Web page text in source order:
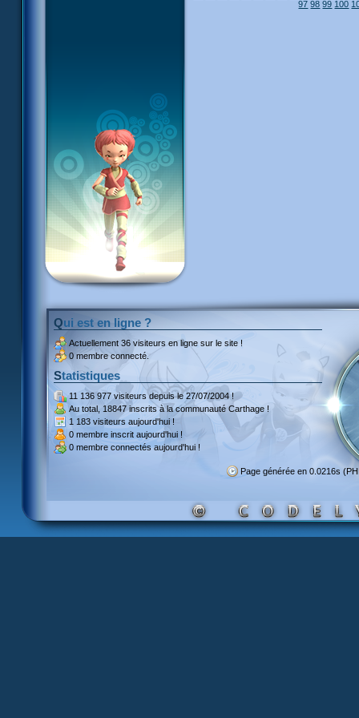
97 98 99 100
Qui est en ligne ?
Actuellement 36 visiteurs en ligne sur le site !
0 membre connecté.
Statistiques
11 136 977 visiteursdepuis le 27/07/2004 !
Au total, 18847 inscritsà la communauté Carthage !
1 183 visiteurs aujourd'hui !
0 membre inscrit aujourd'hui !
0 membre connectés aujourd'hui !
Page générée en 0.0216s